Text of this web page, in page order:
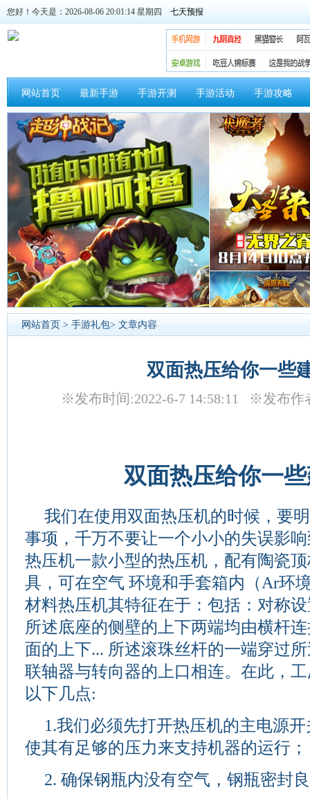
您好！今天是：2026-08-06 20:01:15 星期四
网站首页 最新手游 手游开测 手游活动 手游攻略
网站首页 > 手游礼包> 文章内容
双面热压给你一些
※发布时间:2022-6-7 14:58:11 ※发布
双面热压给你一
我们在使用双面热压机的时候，要
事项，千万不要让一个小小的失误影
热压机一款小型的热压机，配有陶瓷
具，可在空气 环境和手套箱内（Ar环
材料热压机其特征在于：包括：对称
所述底座的侧壁的上下两端均由横杆
面的上下... 所述滚珠丝杆的一端穿过
联轴器与转向器的上口相连。在此，
以下几点:
1.我们必须先打开热压机的主电源
使其有足够的压力来支持机器的运行；
2. 确保钢瓶内没有空气，钢瓶密封